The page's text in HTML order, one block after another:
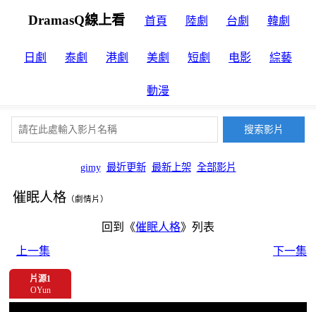
DramasQ線上看 首頁 陸劇 台劇 韓劇
日劇 泰劇 港劇 美劇 短劇 电影 綜藝
動漫
gimy 最近更新 最新上架 全部影片
催眠人格 （劇情片）
回到《催眠人格》列表
上一集
下一集
片源1
OYun